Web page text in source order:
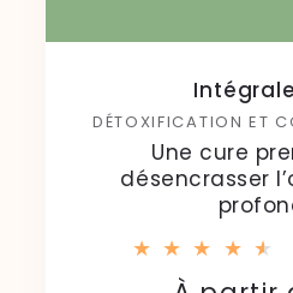
DÉTOXIFICATION ET
Une cure
désencrasser